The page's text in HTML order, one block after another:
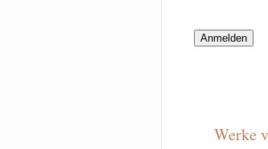
Werke